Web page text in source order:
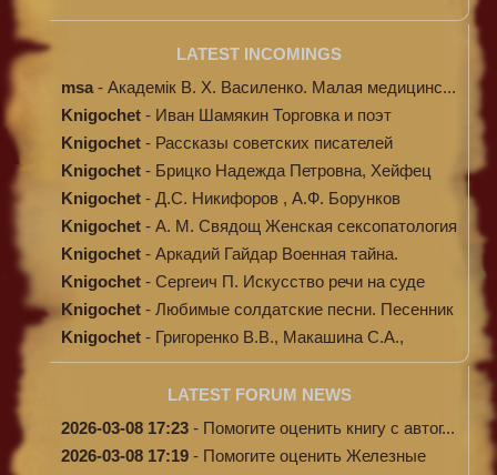
LATEST INCOMINGS
msa - Академік В. Х. Василенко. Малая медицинс...
Knigochet - Иван Шамякин Торговка и поэт
Knigochet - Рассказы советских писателей
Knigochet - Брицко Надежда Петровна, Хейфец
Аркадий ...
Knigochet - Д.С. Никифоров , А.Ф. Борунков
Дипломати...
Knigochet - А. М. Свядощ Женская сексопатология
Knigochet - Аркадий Гайдар Военная тайна.
Судьба бар...
Knigochet - Сергеич П. Искусство речи на суде
Knigochet - Любимые солдатские песни. Песенник
(с н...
Knigochet - Григоренко В.В., Макашина С.А.,
Машински...
LATEST FORUM NEWS
2026-03-08 17:23 - Помогите оценить книгу с автог...
2026-03-08 17:19 - Помогите оценить Железные